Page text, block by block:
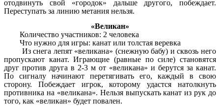
отодвинуть свой «городок» дальше другого, побеждает.
Переступать за линию метания нельзя.
«Великан»
Количество участников: 2 человека
Что нужно для игры: канат или толстая веревка
Из снега лепят «великана» (снежную бабу) и сквозь него
пропускают канат. Играющие (равные по силе) становятся
друг против друга в 2-3 м от «великана» и берутся за канат.
По сигналу начинают перетягивать его, каждый в свою
сторону. Побеждает игрок, которому удастся натолкнуть
противника на «великана». Нельзя выпускать канат из рук до
того, как «великан» будет повален.